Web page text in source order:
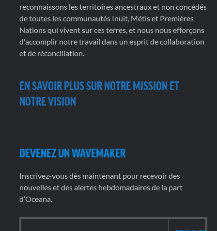
reconnaissons les territoires ancestraux et non concédés
de toutes les communautés Inuit, Métis et Premières
Nations qui vivent sur ces terres, et nous nous efforçons
d'accomplir notre travail dans un esprit de collaboration
et de réconciliation.
EN SAVOIR PLUS SUR NOTRE MISSION ET
NOTRE VISION
DEVENEZ UN WAVEMAKER
Inscrivez-vous dès maintenant pour recevoir des
nouvelles et des alertes hebdomadaires de la part
d’Oceana.